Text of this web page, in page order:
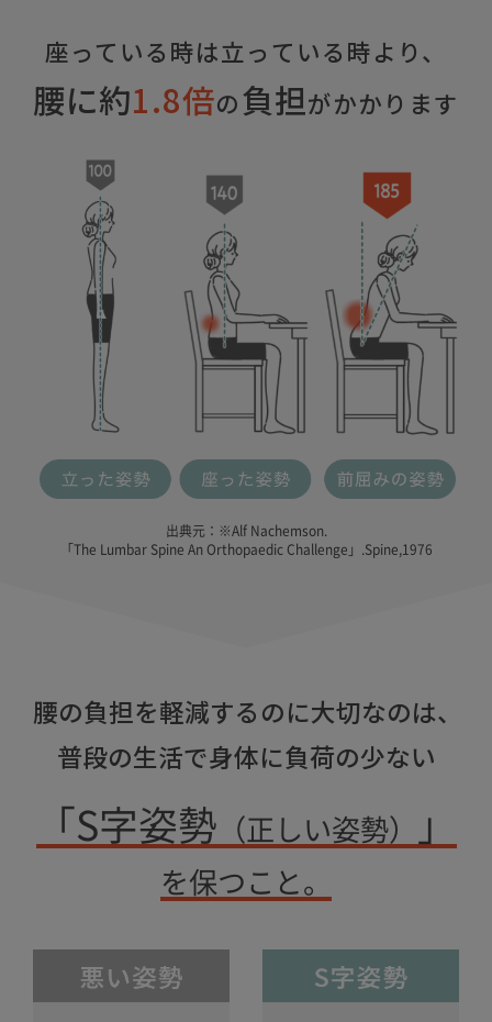
座っている時は立っている時より、
腰に約1.8倍の負担がかかります
出典元：※Alf Nachemson.
「The Lumbar Spine An Orthopaedic Challenge」.Spine,1976
腰の負担を軽減するのに大切なのは、
普段の生活で身体に負荷の少ない
「S字姿勢 （正しい姿勢） 」
を保つこと。